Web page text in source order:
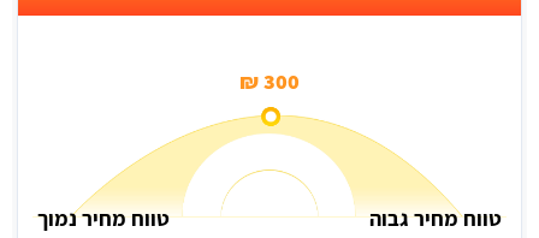
300 ₪
טווח מחיר גבוה טווח מחיר נמוך